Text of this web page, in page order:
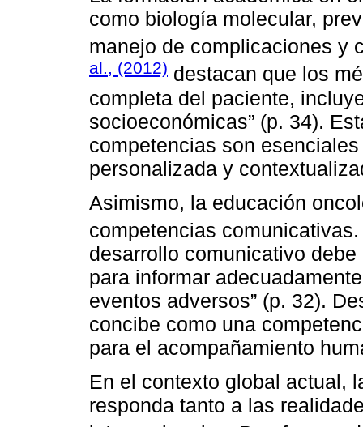
como biología molecular,
manejo de complicaciones y
al., (2012) destacan que los
completa del paciente,
socioeconómicas” (p. 34).
competencias son
personalizada y
Asimismo, la educación
competencias
desarrollo comunicativo
para informar
eventos adversos” (p. 32).
concibe como una
para el acompañamiento
En el contexto global actual,
responda tanto a las